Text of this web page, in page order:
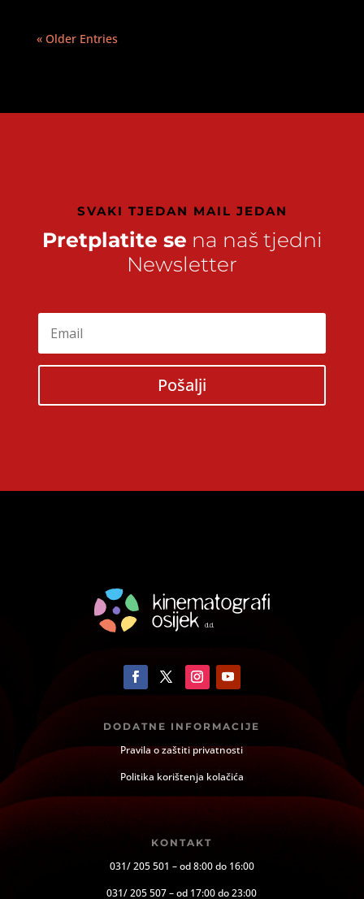
« Older Entries
SVAKI TJEDAN MAIL JEDAN
Pretplatite se na naš tjedni
Newsletter
Pošalji
DODATNE INFORMACIJE
Pravila o zaštiti privatnosti
Politika korištenja kolačića
KONTAKT
031/ 205 501 – od 8:00 do 16:00
031/ 205 507 – od 17:00 do 23:00